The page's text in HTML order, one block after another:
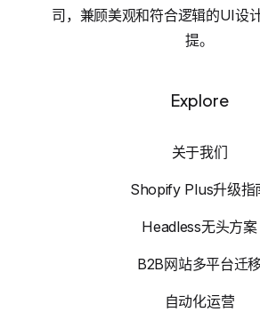
司，兼顾美观和符合逻辑的UI设
提。
Explore
关于我们
Shopify Plus升级指
Headless无头方案
B2B网站多平台迁
自动化运营